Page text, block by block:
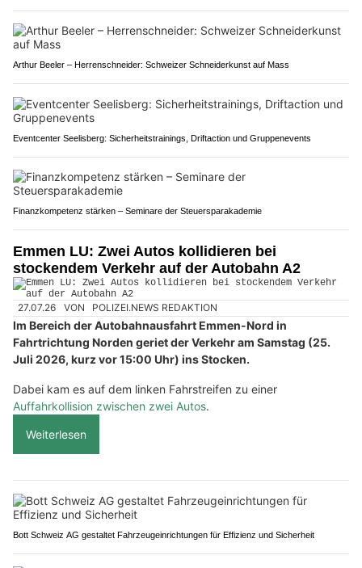
Arthur Beeler – Herrenschneider: Schweizer Schneiderkunst auf Mass
Eventcenter Seelisberg: Sicherheitstrainings, Driftaction und Gruppenevents
Finanzkompetenz stärken – Seminare der Steuersparakademie
Emmen LU: Zwei Autos kollidieren bei
stockendem Verkehr auf der Autobahn A2
27.07.26 VON POLIZEI.NEWS REDAKTION
Im Bereich der Autobahnausfahrt Emmen-Nord in
Fahrtrichtung Norden geriet der Verkehr am Samstag (25.
Juli 2026, kurz vor 15:00 Uhr) ins Stocken.
Dabei kam es auf dem linken Fahrstreifen zu einer
Auffahrkollision zwischen zwei Autos.
Weiterlesen
Bott Schweiz AG gestaltet Fahrzeugeinrichtungen für Effizienz und Sicherheit